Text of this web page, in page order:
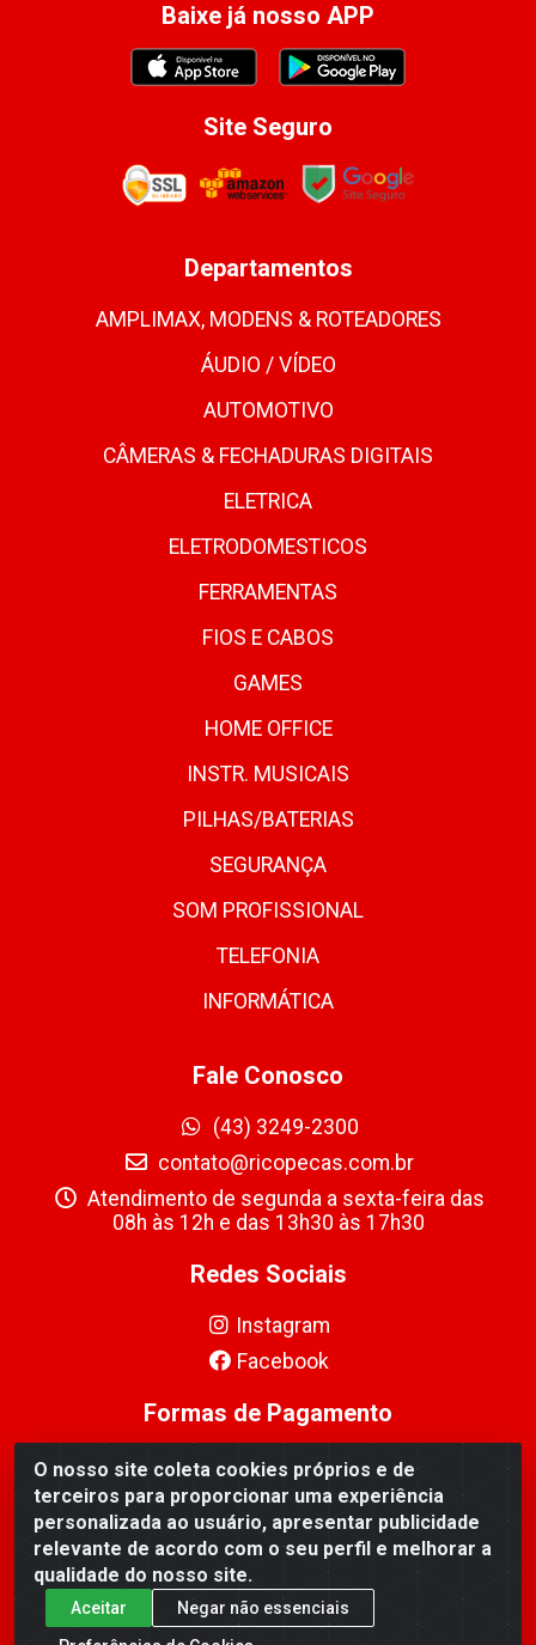
O nosso site coleta cookies próprios e de
terceiros para proporcionar uma experiência
personalizada ao usuário, apresentar publicidade
relevante de acordo com o seu perfil e melhorar a
qualidade do nosso site.
Aceitar
Negar não essenciais
Baixe já nosso APP
Site Seguro
Departamentos
AMPLIMAX, MODENS & ROTEADORES
ÁUDIO / VÍDEO
AUTOMOTIVO
CÂMERAS & FECHADURAS DIGITAIS
ELETRICA
ELETRODOMESTICOS
FERRAMENTAS
FIOS E CABOS
GAMES
HOME OFFICE
INSTR. MUSICAIS
PILHAS/BATERIAS
SEGURANÇA
SOM PROFISSIONAL
TELEFONIA
INFORMÁTICA
Fale Conosco
(43) 3249-2300
contato@ricopecas.com.br
Atendimento de segunda a sexta-feira das
08h às 12h e das 13h30 às 17h30
Redes Sociais
Instagram
Facebook
Formas de Pagamento
Ricopeças Comércio de componentes Eletrônicos Ltda -
Rua Alicio Francisco Mafra, 968 - Jardim Taroba,
Cambé/PR - CEP 86.191-390 - CNPJ 06.241.208/0001-
89